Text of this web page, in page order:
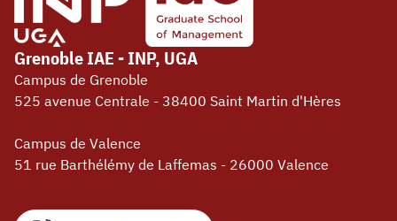
Grenoble IAE - INP, UGA
Campus de Grenoble
525 avenue Centrale - 38400 Saint Martin d'Hères
Campus de Valence
51 rue Barthélémy de Laffemas - 26000 Valence